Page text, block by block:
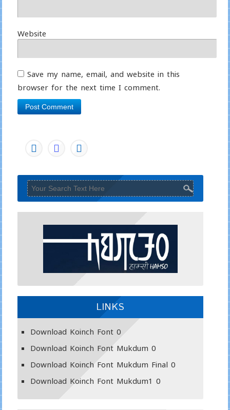
Website
Save my name, email, and website in this
browser for the next time I comment.
LINKS
Download Koinch Font0
Download Koinch Font Mukdum 0
Download Koinch Font Mukdum Final 0
Download Koinch Font Mukdum1 0